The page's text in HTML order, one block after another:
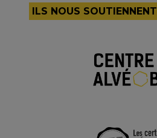
ILS NOUS SOUTIENNENT